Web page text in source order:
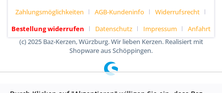
Zahlungsmöglichkeiten
AGB-Kundeninfo
Widerrufsrecht
Bestellung widerrufen
Datenschutz Impressum
Anfahrt
(c) 2025 Baz-Kerzen, Würzburg. Wir lieben Kerzen. Realisiert mit
Shopware aus Schöppingen.